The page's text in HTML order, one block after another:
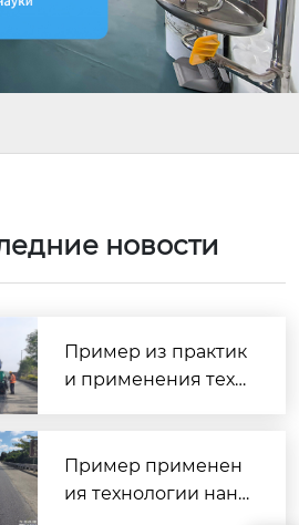
новости
Пример из практик
и применения техн
окрытия SMC — про
ект профилактичес
Пример применен
ия технологии нане